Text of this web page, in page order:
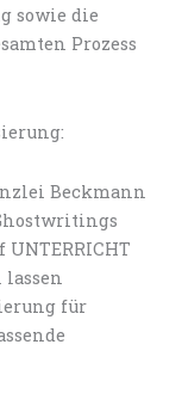
sowie die
Prozess
Beckmann
für